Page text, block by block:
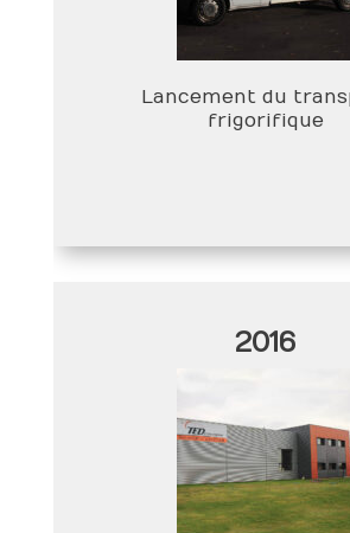
Lancement du
frigorifique
2016